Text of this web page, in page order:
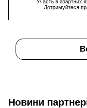
Участь в азартних
Дотримуйтеся